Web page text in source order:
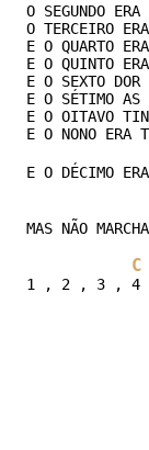
O SEGUNDO
O TERCEIRO
E O QUARTO
E O QUINTO
E O SEXTO
E O SÉTIMO AS
E O OITAVO
E O NONO ERA
E O DÉCIMO
MAS NÃO
C
1 , 2 , 3 , 4